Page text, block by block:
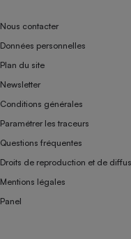
Nous contacter
Données personnelles
Plan du site
Newsletter
Conditions générales
Paramétrer les traceurs
Questions fréquentes
Droits de reproduction et de
Mentions légales
Panel